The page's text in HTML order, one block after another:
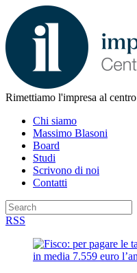
Rimettiamo l'impresa al centro
Chi siamo
Massimo Blasoni
Board
Studi
Scrivono di noi
Contatti
RSS